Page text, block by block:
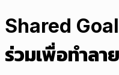
Shared
ร่วมเพื่อทำลา